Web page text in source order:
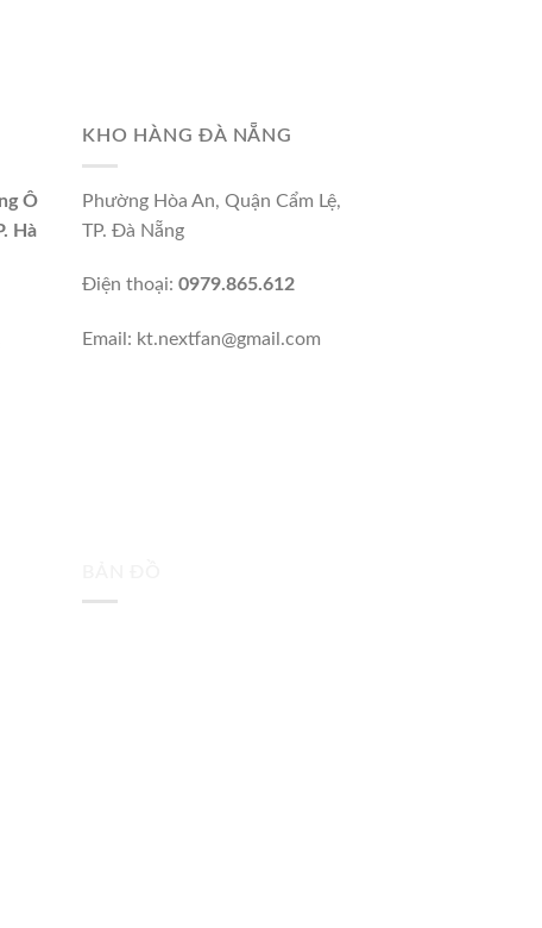
Ô
Hà
KHO HÀNG ĐÀ NẴNG
Phường Hòa An, Quận Cẩm Lệ,
TP. Đà Nẵng
Điện thoại: 0979.865.612
Email: kt.nextfan@gmail.com